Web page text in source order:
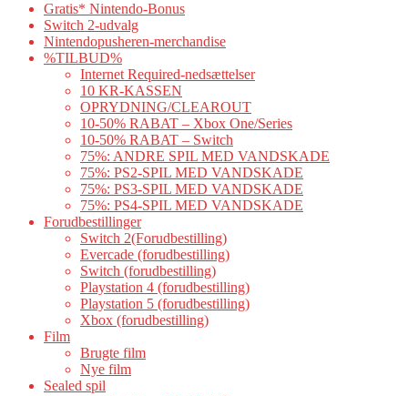
Gratis* Nintendo-Bonus
Switch 2-udvalg
Nintendopusheren-merchandise
%TILBUD%
Internet Required-nedsættelser
10 KR-KASSEN
OPRYDNING/CLEAROUT
10-50% RABAT – Xbox One/Series
10-50% RABAT – Switch
75%: ANDRE SPIL MED VANDSKADE
75%: PS2-SPIL MED VANDSKADE
75%: PS3-SPIL MED VANDSKADE
75%: PS4-SPIL MED VANDSKADE
Forudbestillinger
Switch 2(Forudbestilling)
Evercade (forudbestilling)
Switch (forudbestilling)
Playstation 4 (forudbestilling)
Playstation 5 (forudbestilling)
Xbox (forudbestilling)
Film
Brugte film
Nye film
Sealed spil